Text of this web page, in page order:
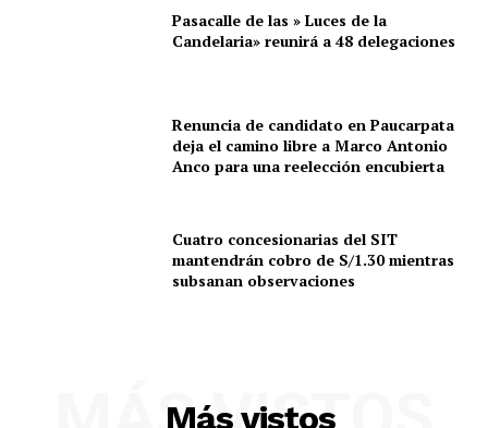
Pasacalle de las » Luces de la
Candelaria» reunirá a 48 delegaciones
Renuncia de candidato en Paucarpata
deja el camino libre a Marco Antonio
Anco para una reelección encubierta
Cuatro concesionarias del SIT
mantendrán cobro de S/1.30 mientras
subsanan observaciones
Más vistos